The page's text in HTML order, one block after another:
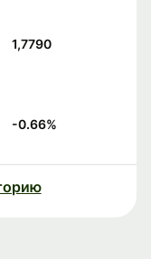
1,7790
-0.66%